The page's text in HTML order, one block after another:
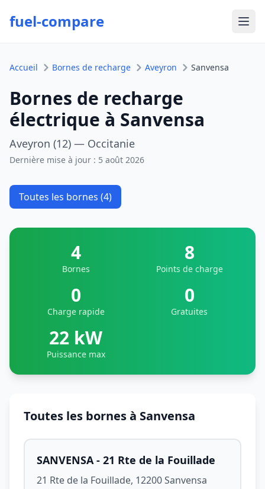
fuel-compare
Accueil Bornes de recharge Aveyron Sanvensa
Bornes de recharge
électrique à Sanvensa
Aveyron (12) — Occitanie
Dernière mise à jour : 5 août 2026
Toutes les bornes (4)
4
Bornes
8
Points de charge
0
Charge rapide
0
Gratuites
22 kW
Puissance max
Toutes les bornes à Sanvensa
SANVENSA - 21 Rte de la Fouillade
21 Rte de la Fouillade, 12200 Sanvensa